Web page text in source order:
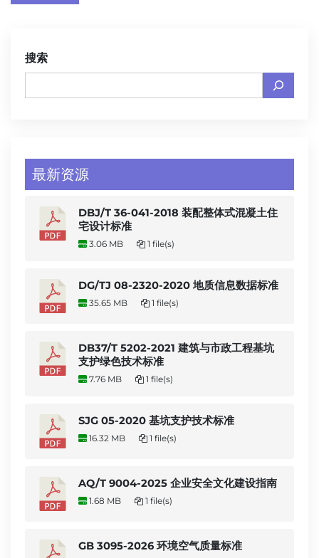
搜索
最新资源
DBJ/T 36-041-2018 装配整体式混凝土住
宅设计标准
3.06 MB 1 file(s)
DG/TJ 08-2320-2020 地质信息数据标准
35.65 MB 1 file(s)
DB37/T 5202-2021 建筑与市政工程基坑
支护绿色技术标准
7.76 MB 1 file(s)
SJG 05-2020 基坑支护技术标准
16.32 MB 1 file(s)
AQ/T 9004-2025 企业安全文化建设指南
1.68 MB 1 file(s)
GB 3095-2026 环境空气质量标准